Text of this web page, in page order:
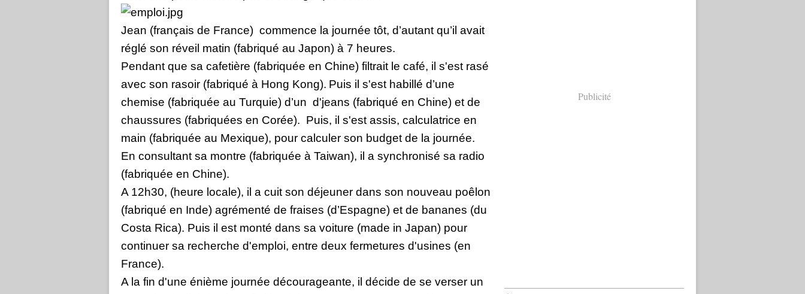
Jean (français de France) commence la journée tôt, d’autant qu’il avait
réglé son réveil matin (fabriqué au Japon) à 7 heures.
Pendant que sa cafetière (fabriquée en Chine) filtrait le café, il s'est rasé
avec son rasoir (fabriqué à Hong Kong). Puis il s'est habillé d’une
chemise (fabriquée au Turquie) d’un d'jeans (fabriqué en Chine) et de
chaussures (fabriquées en Corée). Puis, il s'est assis, calculatrice en
main (fabriquée au Mexique), pour calculer son budget de la journée.
En consultant sa montre (fabriquée à Taiwan), il a synchronisé sa radio
(fabriquée en Chine).
A 12h30, (heure locale), il a cuit son déjeuner dans son nouveau poêlon
(fabriqué en Inde) agrémenté de fraises (d’Espagne) et de bananes (du
Costa Rica). Puis il est monté dans sa voiture (made in Japan) pour
continuer sa recherche d'emploi, entre deux fermetures d'usines (en
France).
A la fin d'une énième journée décourageante, il décide de se verser un
Publicité